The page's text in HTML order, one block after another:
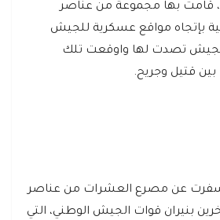
قامت بها مجموعة من عناصر
بإتجاه مواقع عسكرية للجيش
الجيش تصدت لها واوقعت تلك
قتيل وجريح.
عن مصرع العشرات من عناصر
بنيران قوات الجيش الوطني، التي